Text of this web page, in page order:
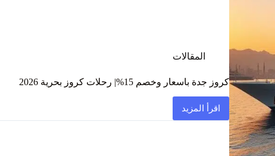
المقالات
كروز جدة باسعار وخصم 15%| رحلات كروز بحرية 2026
اقرأ المزيد